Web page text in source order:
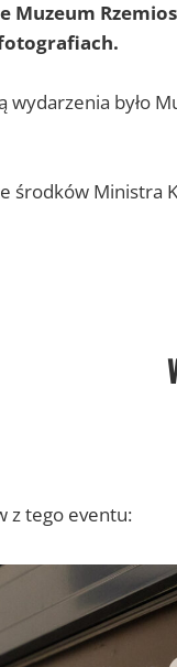
Muzeum
wydarzenia było
środków Ministra
z tego eventu: